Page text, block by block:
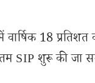
वार्षिक 18
SIP शुरू की जा